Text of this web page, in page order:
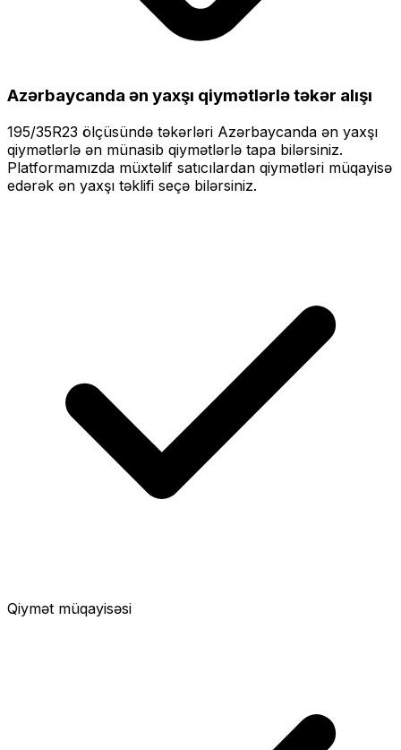
Azərbaycanda ən yaxşı qiymətlərlətəkər alışı
195/35R23 ölçüsündə təkərləri Azərbaycanda ən yaxşı
qiymətlərlə ən münasib qiymətlərlə tapa bilərsiniz.
Platformamızda müxtəlif satıcılardan qiymətləri müqayisə
edərək ən yaxşı təklifi seçə bilərsiniz.
Qiymət müqayisəsi